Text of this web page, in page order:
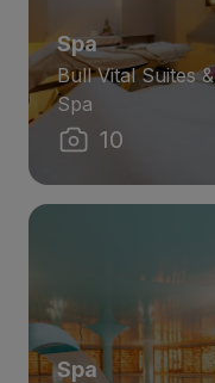
Spa
Bull Vital Suites &
Spa
10
Spa